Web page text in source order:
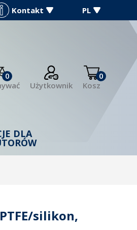
Kontakt PL
0
Użytkownik
0
Kosz
DLA
silikon,